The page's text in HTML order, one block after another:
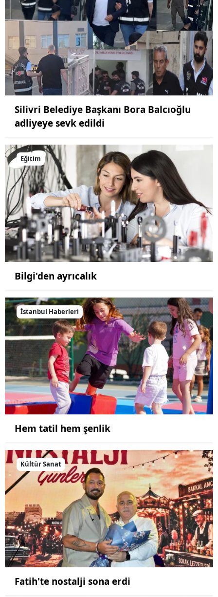
Silivri Belediye Başkanı Bora Balcıoğlu
adliyeye sevk edildi
Eğitim
Bilgi'den ayrıcalık
İstanbul Haberleri
Hem tatil hem şenlik
Kültür Sanat
Fatih'te nostalji sona erdi